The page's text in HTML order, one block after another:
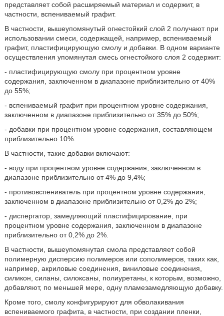
представляет собой расширяемый материал и содержит, в
частности, вспениваемый графит.
В частности, вышеупомянутый огнестойкий слой 2 получают при
использовании смеси, содержащей, например, вспениваемый
графит, пластифицирующую смолу и добавки. В одном варианте
осуществления упомянутая смесь огнестойкого слоя 2 содержит:
- пластифицирующую смолу при процентном уровне
содержания, заключенном в диапазоне приблизительно от 40%
до 55%;
- вспениваемый графит при процентном уровне содержания,
заключенном в диапазоне приблизительно от 35% до 50%;
- добавки при процентном уровне содержания, составляющем
приблизительно 10%.
В частности, такие добавки включают:
- воду при процентном уровне содержания, заключенном в
диапазоне приблизительно от 4% до 9,4%;
- противовспениватель при процентном уровне содержания,
заключенном в диапазоне приблизительно от 0,2% до 2%;
- диспергатор, замедляющий пластифицирование, при
процентном уровне содержания, заключенном в диапазоне
приблизительно от 0,2% до 2%.
В частности, вышеупомянутая смола представляет собой
полимерную дисперсию полимеров или сополимеров, таких как,
например, акриловые соединения, виниловые соединения,
силикон, силаны, силоксаны, полиуретаны, к которым, возможно,
добавляют, по меньшей мере, одну пламезамедляющую добавку.
Кроме того, смолу конфигурируют для обволакивания
вспениваемого графита, в частности, при создании пленки,